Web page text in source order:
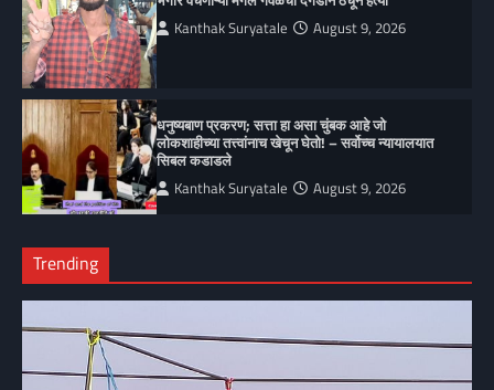
Kanthak Suryatale August 9, 2026
धनुष्यबाण प्रकरण; सत्ता हा असा चुंबक आहे जो
लोकशाहीच्या तत्त्वांनाच खेचून घेतो! – सर्वोच्च न्यायालयात
सिबल कडाडले
Kanthak Suryatale August 9, 2026
Trending